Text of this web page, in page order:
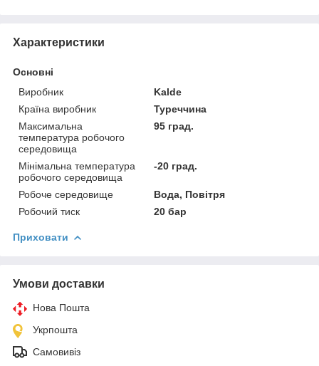
Характеристики
Основні
Виробник
Kalde
Країна виробник
Туреччина
Максимальна
температура робочого
середовища
95 град.
Мінімальна температура
робочого середовища
-20 град.
Робоче середовище
Вода, Повітря
Робочий тиск
20 бар
Приховати
Умови доставки
Нова Пошта
Укрпошта
Самовивіз